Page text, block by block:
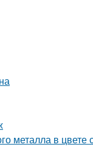
металла в цвете